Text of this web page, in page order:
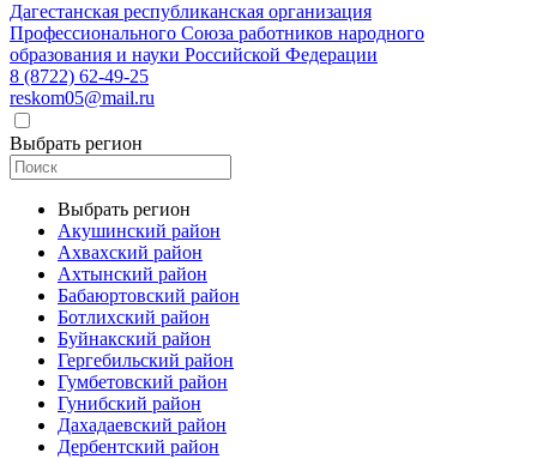
Дагестанская республиканская организация
Профессионального Союза работников народного
образования и науки Российской Федерации
8 (8722) 62-49-25
reskom05@mail.ru
Выбрать регион
Выбрать регион
Акушинский район
Ахвахский район
Ахтынский район
Бабаюртовский район
Ботлихский район
Буйнакский район
Гергебильский район
Гумбетовский район
Гунибский район
Дахадаевский район
Дербентский район